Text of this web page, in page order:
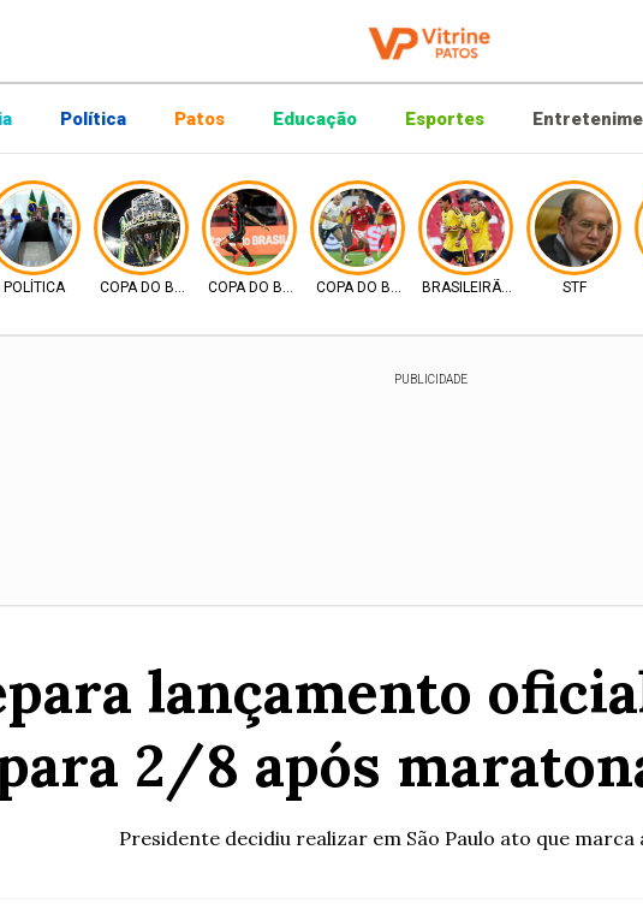
Política Patos Educação Esportes
POLÍTICA COPA DO BRASILCOPA DO BRASILCOPA DO BRASILBRASILEIRÃO 2026 STF
PUBLICIDADE
lançamento
2/8 após
Presidente decidiu realizar em São Paulo ato que marca